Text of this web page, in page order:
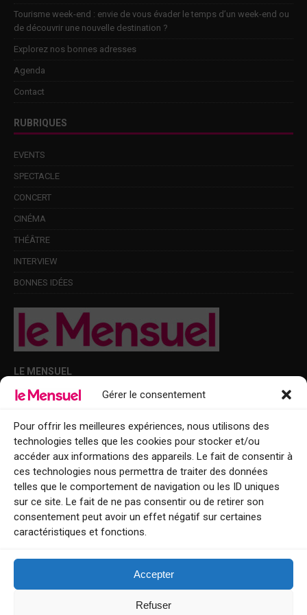
Gérer le consentement
Pour offrir les meilleures expériences, nous utilisons des
technologies telles que les cookies pour stocker et/ou
accéder aux informations des appareils. Le fait de consentir à
ces technologies nous permettra de traiter des données
telles que le comportement de navigation ou les ID uniques
sur ce site. Le fait de ne pas consentir ou de retirer son
consentement peut avoir un effet négatif sur certaines
caractéristiques et fonctions.
Accepter
Refuser
Tourisme week-end : envie de vous évader le temps d’un week-end ou
de découvrir une nouvelle destination ?
Explorez nos bonnes adresses
Agenda
Contact
RUBRIQUES
EVENTS
SPECTACLE
CONCERT
CINÉMA
THÉÂTRE
INTERVIEW
BONNES IDÉES
LE MENSUEL
Points de diffusion Var et Alpes-Maritimes : oû trouver Le Mensuel ?
Le Mensuel en PDF : consultez le magazine en ligne
Qui sommes-nous ?
BFM Top Sorties
EVENT
Tourisme week-end : envie de vous évader le temps d’un week-end ou
Explorez nos bonnes adresses
Contact